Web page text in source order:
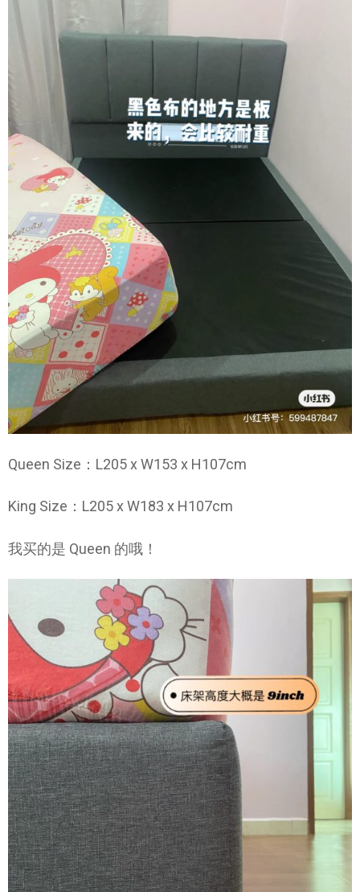
Queen Size：L205 x W153 x H107cm
King Size：L205 x W183 x H107cm
我买的是 Queen 的哦！